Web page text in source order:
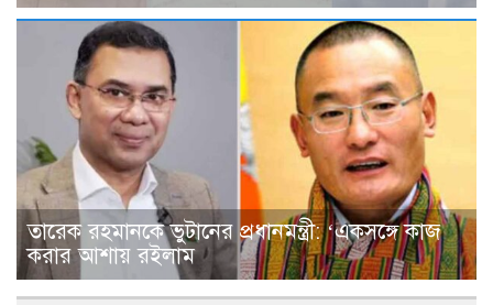
তারেক রহমানকে ভুটা‌নের প্রধানমন্ত্রী: ‘একসঙ্গে কাজ
করার আশায় রইলাম